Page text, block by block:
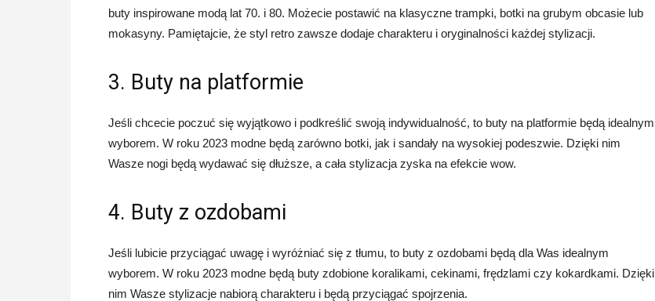
buty inspirowane modą lat 70. i 80. Możecie postawić na klasyczne trampki, botki na grubym obcasie lub
mokasyny. Pamiętajcie, że styl retro zawsze dodaje charakteru i oryginalności każdej stylizacji.
3. Buty na platformie
Jeśli chcecie poczuć się wyjątkowo i podkreślić swoją indywidualność, to buty na platformie będą idealnym
wyborem. W roku 2023 modne będą zarówno botki, jak i sandały na wysokiej podeszwie. Dzięki nim
Wasze nogi będą wydawać się dłuższe, a cała stylizacja zyska na efekcie wow.
4. Buty z ozdobami
Jeśli lubicie przyciągać uwagę i wyróżniać się z tłumu, to buty z ozdobami będą dla Was idealnym
wyborem. W roku 2023 modne będą buty zdobione koralikami, cekinami, frędzlami czy kokardkami. Dzięki
nim Wasze stylizacje nabiorą charakteru i będą przyciągać spojrzenia.